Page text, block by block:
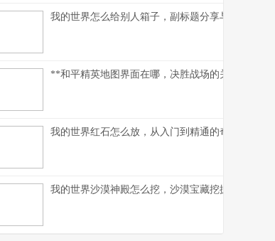
我的世界怎么给别人箱子，副标题分享与守护的方
**和平精英地图界面在哪，决胜战场的关键枢纽**
我的世界红石怎么放，从入门到精通的奇妙之旅
我的世界沙漠神殿怎么挖，沙漠宝藏挖掘全攻略